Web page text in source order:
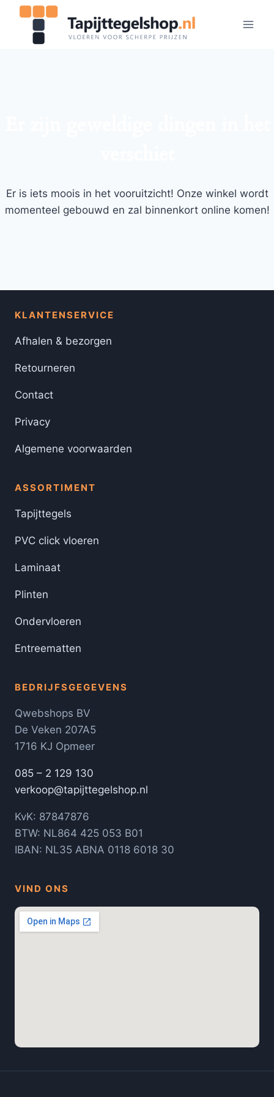
Doorgaan
inhoud
Er is iets moois in het vooruitzicht! Onze winkel wordt
momenteel gebouwd en zal binnenkort online komen!
KLANTENSERVICE
Afhalen & bezorgen
Retourneren
Contact
Privacy
Algemene voorwaarden
ASSORTIMENT
Tapijttegels
PVC click vloeren
Laminaat
Plinten
Ondervloeren
Entreematten
BEDRIJFSGEGEVENS
Qwebshops BV
De Veken 207A5
1716 KJ Opmeer
085 – 2 129 130
verkoop@tapijttegelshop.nl
KvK: 87847876
BTW: NL864 425 053 B01
IBAN: NL35 ABNA 0118 6018 30
VIND ONS